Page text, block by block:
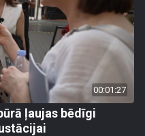
00:01:27
ļaujas bēdīgi